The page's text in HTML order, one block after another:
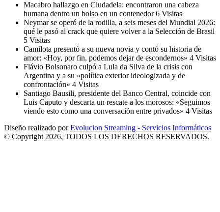
Macabro hallazgo en Ciudadela: encontraron una cabeza
humana dentro un bolso en un contenedor6 Visitas
Neymar se operó de la rodilla, a seis meses del Mundial 2026:
qué le pasó al crack que quiere volver a la Selección de Brasil
5 Visitas
Camilota presentó a su nueva novia y contó su historia de
amor: «Hoy, por fin, podemos dejar de escondernos» 4 Visitas
Flávio Bolsonaro culpó a Lula da Silva de la crisis con
Argentina y a su «política exterior ideologizada y de
confrontación» 4 Visitas
Santiago Bausili, presidente del Banco Central, coincide con
Luis Caputo y descarta un rescate a los morosos: «Seguimos
viendo esto como una conversación entre privados» 4 Visitas
Diseño realizado porEvolucion Streaming - Servicios Informáticos
© Copyright 2026, TODOS LOS DERECHOS RESERVADOS.